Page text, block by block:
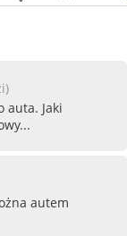
auta. Jaki
autem